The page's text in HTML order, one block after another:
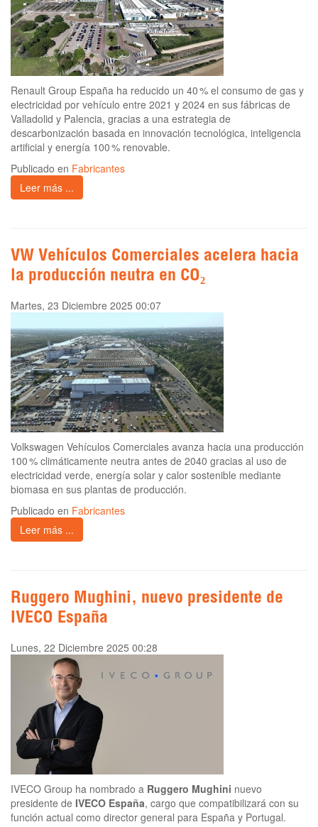
Renault Group España ha reducido un 40 % el consumo de gas y
electricidad por vehículo entre 2021 y 2024 en sus fábricas de
Valladolid y Palencia, gracias a una estrategia de
descarbonización basada en innovación tecnológica, inteligencia
artificial y energía 100 % renovable.
Publicado en Fabricantes
Leer más ...
VW Vehículos Comerciales acelera hacia
la producción neutra en CO₂
Martes, 23 Diciembre 2025 00:07
Volkswagen Vehículos Comerciales avanza hacia una producción
100 % climáticamente neutra antes de 2040 gracias al uso de
electricidad verde, energía solar y calor sostenible mediante
biomasa en sus plantas de producción.
Publicado en Fabricantes
Leer más ...
Ruggero Mughini, nuevo presidente de
IVECO España
Lunes, 22 Diciembre 2025 00:28
IVECO Group ha nombrado a Ruggero Mughini nuevo
presidente de IVECO España, cargo que compatibilizará con su
función actual como director general para España y Portugal.